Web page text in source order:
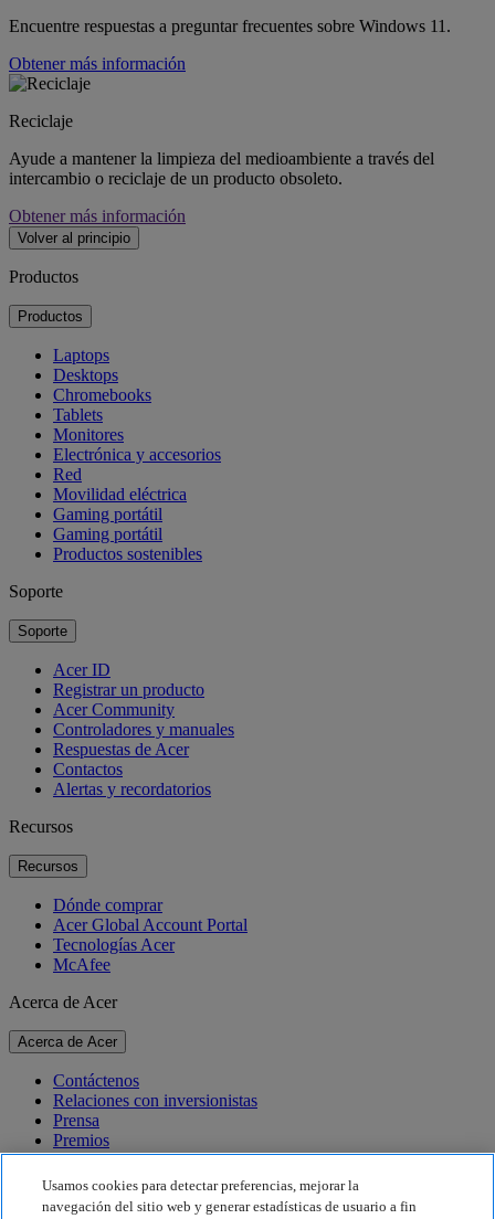
Encuentre respuestas a preguntar frecuentes sobre Windows 11.
Obtener más información
Reciclaje
Ayude a mantener la limpieza del medioambiente a través del
intercambio o reciclaje de un producto obsoleto.
Obtener más información
Volver al principio
Productos
Productos
Laptops
Desktops
Chromebooks
Tablets
Monitores
Electrónica y accesorios
Red
Movilidad eléctrica
Gaming portátil
Gaming portátil
Productos sostenibles
Soporte
Soporte
Acer ID
Registrar un producto
Acer Community
Controladores y manuales
Respuestas de Acer
Contactos
Alertas y recordatorios
Recursos
Recursos
Dónde comprar
Acer Global Account Portal
Tecnologías Acer
McAfee
Acerca de Acer
Acerca de Acer
Contáctenos
Relaciones con inversionistas
Prensa
Premios
Eventos
Sostenibilidad
Usamos cookies para detectar preferencias, mejorar la
navegación del sitio web y generar estadísticas de usuario a fin